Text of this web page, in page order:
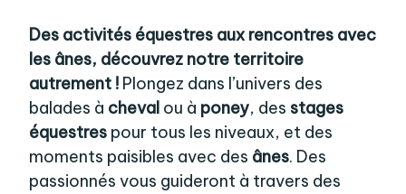
Des activités équestres aux rencontres avec
les ânes, découvrez notre territoire
autrement !Plongez dans l’univers des
balades à chevalou à poney, des stages
équestrespour tous les niveaux, et des
moments paisibles avec des ânes. Des
passionnés vous guideront à travers des